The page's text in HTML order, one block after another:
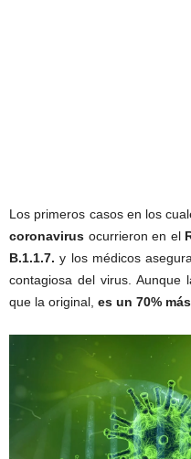
Los primeros casos en los
coronavirus ocurrieron en el
B.1.1.7. y los médicos
contagiosa del virus. Aunque
que la original, es un 70%